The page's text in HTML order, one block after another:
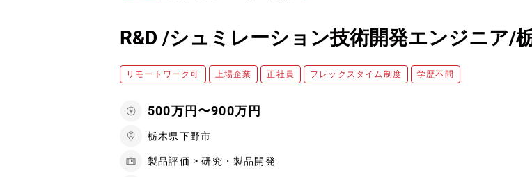
R&D /シュミレーション技術開発エンジニア/
リモートワーク可 上場企業 正社員 フレックスタイム制度 学歴不問
500万円〜900万円
栃木県下野市
製品評価 > 研究・製品開発